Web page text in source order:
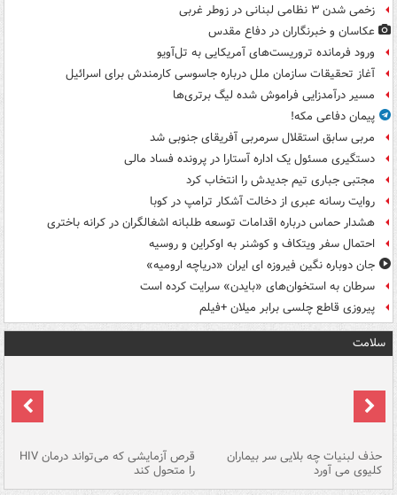
زخمی شدن ۳ نظامی لبنانی در زوطر غربی
عکاسان و خبرنگاران در دفاع مقدس
ورود فرمانده تروریست‌های آمریکایی به تل‌آویو
آغاز تحقیقات سازمان ملل درباره جاسوسی کارمندش برای اسرائیل
مسیر درآمدزایی فراموش شده لیگ برتری‌ها
پیمان دفاعی مکه!
مربی سابق استقلال سرمربی آفریقای جنوبی شد
دستگیری مسئول یک اداره آستارا در پرونده فساد مالی
مجتبی جباری تیم جدیدش را انتخاب کرد
روایت رسانه عبری از دخالت آشکار ترامپ در کوبا
هشدار حماس درباره اقدامات توسعه طلبانه اشغالگران در کرانه باختری
احتمال سفر ویتکاف و کوشنر به اوکراین و روسیه
جان دوباره نگین فیروزه ای ایران «دریاچه ارومیه»
سرطان به استخوان‌های «بایدن» سرایت کرده است
پیروزی قاطع چلسی برابر میلان +فیلم
سلامت
حذف لبنیات چه بلایی سر بیماران
کلیوی می آورد
قرص آزمایشی که می‌تواند درمان HIV
را متحول کند